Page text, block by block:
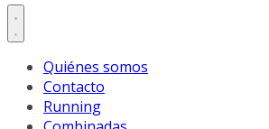
Quiénes somos
Contacto
Running